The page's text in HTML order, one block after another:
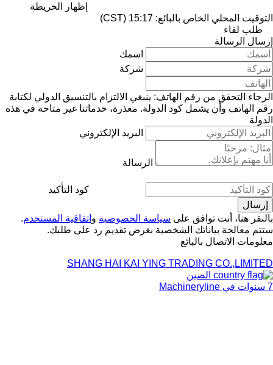
إظهار الخريطة
التوقيت المحلي الخاص بالبائع: 15:17 (CST)
طلب لقاء
إرسال الرسالة
اسمك
شركة
الرجاء التحقق من رقم الهاتف: ينبغي الالتزام بالتنسيق الدولي لكتابة
رقم الهاتف وأن يشمل كود الدولة. معذرة، خدماتنا غير متاحة في هذه
الدولة
البريد الإلكتروني
الرسالة
كود التأكيد
بالنقر هنا، أنت توافق على سياسة الخصوصية و اتفاقية المستخدم.
ستتم معالجة بياناتك الشخصية بغرض تقديم رد على طلبك.
معلومات الاتصال بالبائع
SHANG HAI KAI YING TRADING CO.,LIMITED
الصين
7 سنوات في Machineryline